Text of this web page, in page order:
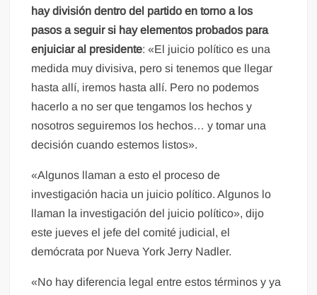
hay división dentro del partido en torno a los
pasos a seguir si hay elementos probados para
enjuiciar al presidente: «El juicio político es una
medida muy divisiva, pero si tenemos que llegar
hasta allí, iremos hasta allí. Pero no podemos
hacerlo a no ser que tengamos los hechos y
nosotros seguiremos los hechos… y tomar una
decisión cuando estemos listos».
«Algunos llaman a esto el proceso de
investigación hacia un juicio político. Algunos lo
llaman la investigación del juicio político», dijo
este jueves el jefe del comité judicial, el
demócrata por Nueva York Jerry Nadler.
«No hay diferencia legal entre estos términos y ya